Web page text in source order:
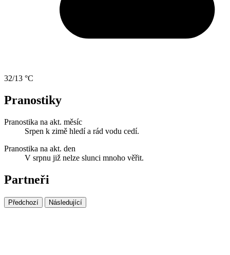
32/13 °C
Pranostiky
Pranostika na akt. měsíc
Srpen k zimě hledí a rád vodu cedí.
Pranostika na akt. den
V srpnu již nelze slunci mnoho věřit.
Partneři
Předchozí Následující